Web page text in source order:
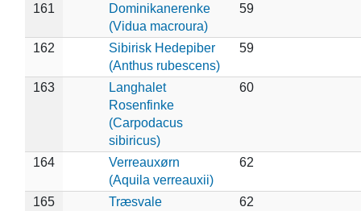
161
Dominikanerenke
(Vidua macroura)
59
162
Sibirisk Hedepiber
(Anthus rubescens)
59
163
Langhalet
Rosenfinke
(Carpodacus
sibiricus)
60
164
Verreauxørn
(Aquila verreauxii)
62
165
Træsvale
62